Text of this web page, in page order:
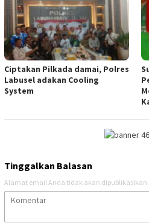
Ciptakan Pilkada damai, Polres
Labusel adakan Cooling
System
Tinggalkan Balasan
Alamat email Anda tidak akan dipublikasikan.